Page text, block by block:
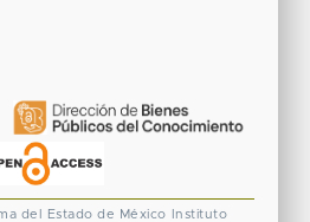
del Estado de México Instituto